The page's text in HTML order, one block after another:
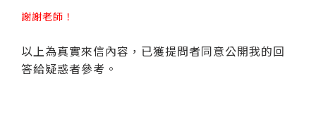
謝謝老師！
以上為真實來信內容，已獲提問者同意公開我的回
答給疑惑者參考。